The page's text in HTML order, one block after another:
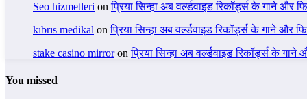
Seo hizmetleri onप्रिया सिन्हा अब वर्ल्डवाइड रिकॉर्ड्स के गाने
kıbrıs medikal onप्रिया सिन्हा अब वर्ल्डवाइड रिकॉर्ड्स के गाने और
stake casino mirroronप्रिया सिन्हा अब वर्ल्डवाइड रिकॉर्ड्स के
You missed